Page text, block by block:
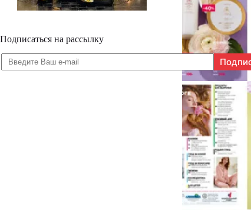
Подписаться на рассылку